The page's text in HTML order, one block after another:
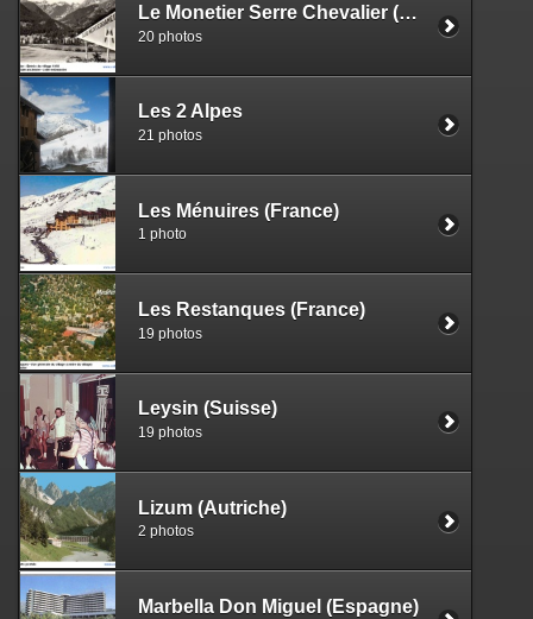
Le Monetier Serre Chevalier (France)
20 photos
Les 2 Alpes
21 photos
Les Ménuires (France)
1 photo
Les Restanques (France)
19 photos
Leysin (Suisse)
19 photos
Lizum (Autriche)
2 photos
Marbella Don Miguel (Espagne)